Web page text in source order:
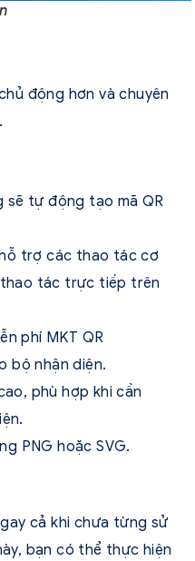
động hơn và chuyên
sẽ tự động tạo mã QR
trợ các thao tác cơ
tác trực tiếp trên
phí MKT QR
bộ nhận diện.
phù hợp khi cần
PNG hoặc SVG.
cả khi chưa từng sử
bạn có thể thực hiện